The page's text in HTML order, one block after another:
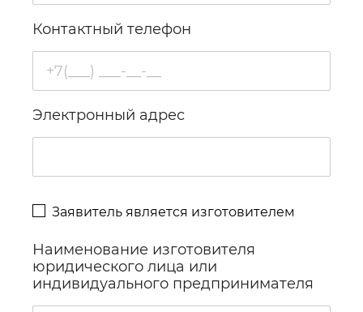
Контактный телефон
Электронный адрес
Заявитель является изготовителем
Наименование изготовителя
юридического лица или
индивидуального предпринимателя